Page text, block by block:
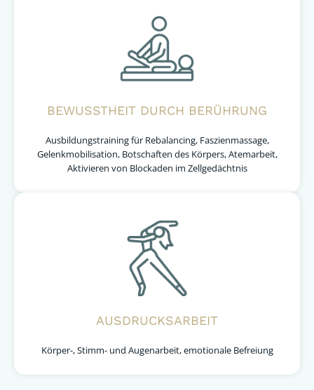
BEWUSSTHEIT DURCH BERÜHRUNG
Ausbildungstraining für Rebalancing, Faszienmassage,
Gelenkmobilisation, Botschaften des Körpers, Atemarbeit,
Aktivieren von Blockaden im Zellgedächtnis
AUSDRUCKSARBEIT
Körper-, Stimm- und Augenarbeit, emotionale Befreiung